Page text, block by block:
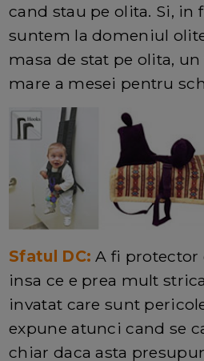
cand stau pe olita. Si, in
suntem la domeniul
masa de stat pe olita,
mare a mesei pentru
Sfatul DC: A fi protector
insa ce e prea mult
invatat care sunt
expune atunci cand se
chiar daca asta